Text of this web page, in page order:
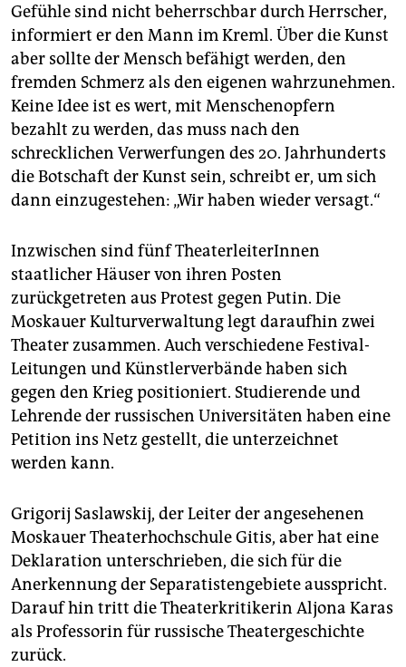
Gefühle sind nicht beherrschbar durch Herrscher,
informiert er den Mann im Kreml. Über die Kunst
aber sollte der Mensch befähigt werden, den
fremden Schmerz als den eigenen wahrzunehmen.
Keine Idee ist es wert, mit Menschenopfern
bezahlt zu werden, das muss nach den
schrecklichen Verwerfungen des 20. Jahrhunderts
die Botschaft der Kunst sein, schreibt er, um sich
dann einzugestehen: „Wir haben wieder versagt.“
Inzwischen sind fünf TheaterleiterInnen
staatlicher Häuser von ihren Posten
zurückgetreten aus Protest gegen Putin. Die
Moskauer Kulturverwaltung legt daraufhin zwei
Theater zusammen. Auch verschiedene Festival-
Leitungen und Künstlerverbände haben sich
gegen den Krieg positioniert. Studierende und
Lehrende der russischen Universitäten haben eine
Petition ins Netz gestellt, die unterzeichnet
werden kann.
Grigorij Saslawskij, der Leiter der angesehenen
Moskauer Theaterhochschule Gitis, aber hat eine
Deklaration unterschrieben, die sich für die
Anerkennung der Separatistengebiete ausspricht.
Darauf hin tritt die Theaterkritikerin Aljona Karas
als Professorin für russische Theatergeschichte
zurück.